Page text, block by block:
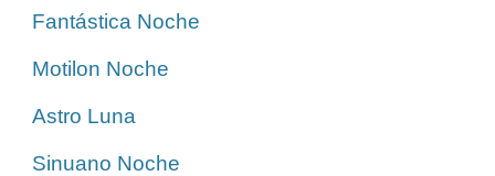
Fantástica Noche
Motilon Noche
Astro Luna
Sinuano Noche